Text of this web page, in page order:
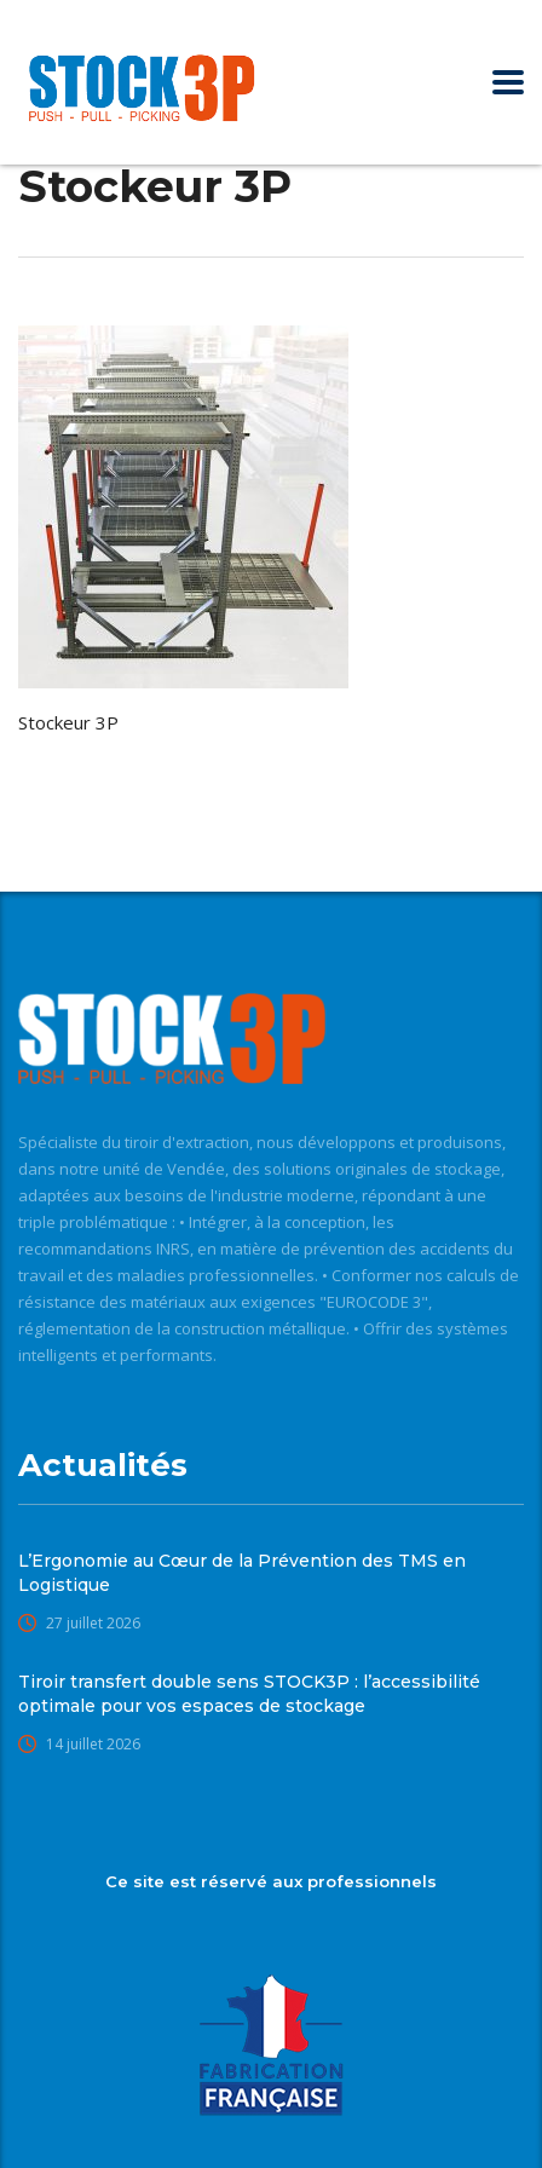
Stockeur 3P
Stockeur 3P
Spécialiste du tiroir d'extraction, nous développons et produisons,
dans notre unité de Vendée, des solutions originales de stockage,
adaptées aux besoins de l'industrie moderne, répondant à une
triple problématique : • Intégrer, à la conception, les
recommandations INRS, en matière de prévention des accidents du
travail et des maladies professionnelles. • Conformer nos calculs de
résistance des matériaux aux exigences "EUROCODE 3",
réglementation de la construction métallique. • Offrir des systèmes
intelligents et performants.
Actualités
L’Ergonomie au Cœur de la Prévention des TMS en
Logistique
27 juillet 2026
Tiroir transfert double sens STOCK3P : l’accessibilité
optimale pour vos espaces de stockage
14 juillet 2026
Ce site est réservé aux professionnels